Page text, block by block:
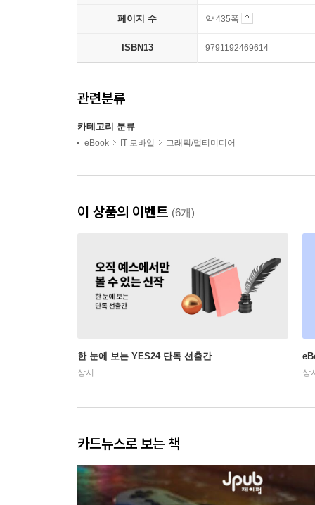
페이지 수 약 435쪽
ISBN13 9791192469614
관련분류
카테고리 분류
eBook IT 모바일 그래픽/멀티미디어
이 상품의 이벤트 (6개)
한 눈에 보는 YES24 단독 선출간
상시 상
카드뉴스로 보는 책